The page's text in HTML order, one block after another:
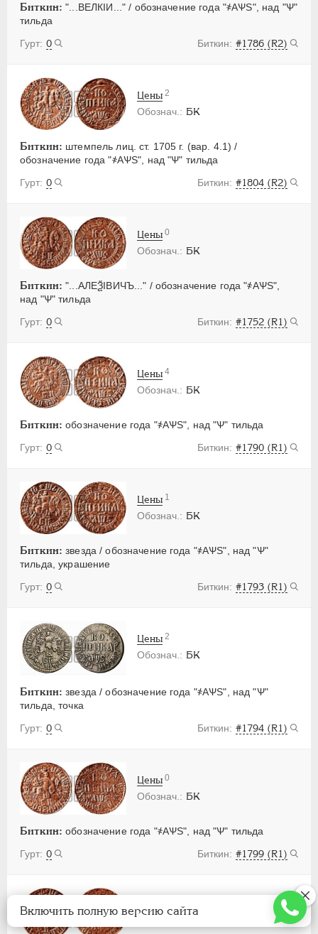
Биткин: "...ВЕЛКIИ..." / обозначение года "҂АѰS", над "Ѱ"
тильда
0
#1786 (R2)
БК
Биткин: штемпель лиц. ст. 1705 г. (вар. 4.1) /
обозначение года "҂АѰS", над "Ѱ" тильда
0
#1804 (R2)
Цены 2
БК
Биткин: "...АЛЕѮIВИЧЪ..." / обозначение года "҂АѰS",
над "Ѱ" тильда
0
#1752 (R1)
Цены 0
БК
Биткин: обозначение года "҂АѰS", над "Ѱ" тильда
0
#1790 (R1)
Цены 4
БК
Биткин: звезда / обозначение года "҂АѰS", над "Ѱ"
тильда, украшение
0
#1793 (R1)
Цены 1
БК
Биткин: звезда / обозначение года "҂АѰS", над "Ѱ"
тильда, точка
0
#1794 (R1)
Цены 2
БК
Биткин: обозначение года "҂АѰS", над "Ѱ" тильда
0
#1799 (R1)
Цены 0
Включить полную версию сайта